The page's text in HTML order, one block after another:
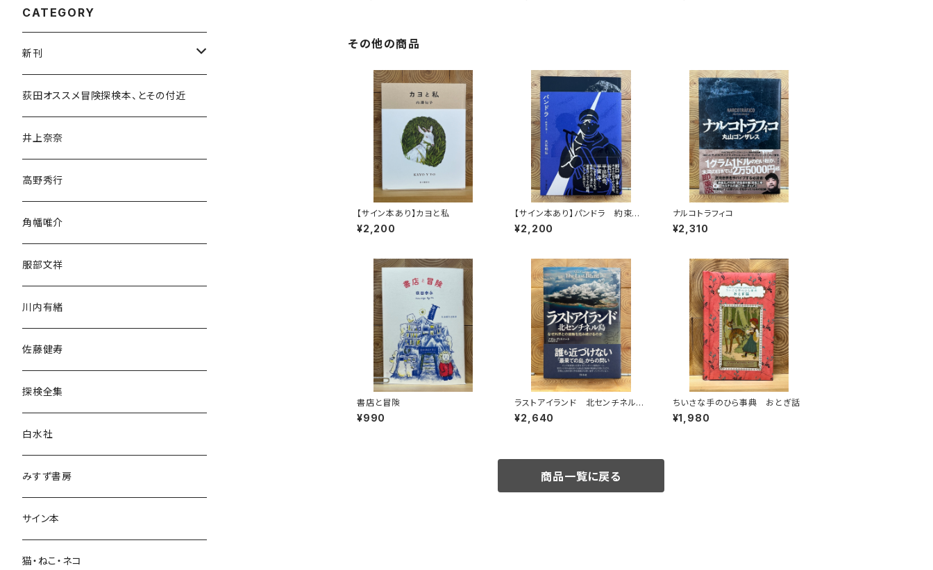
その他の商品
【サイン本あり】カヨと私
¥2,200
【サイン本あり】パンドラ 約束の
頂
¥2,200
ナルコトラフィコ
¥2,310
書店と冒険
¥990
ラストアイランド 北センチネル
島 なぜ外界との接触を拒み続け
るのか
¥2,640
ちいさな手のひら事典 おとぎ話
¥1,980
商品一覧に戻る
CATEGORY
新刊
和書
文学・小説・物語
随筆・ノンフィクション・その他
民族・風習
言語・ことば
荻田オススメ冒険探検本、とその付近
井上奈奈
高野秀行
角幡唯介
服部文祥
川内有緒
佐藤健寿
探検全集
白水社
みすず書房
サイン本
猫・ねこ・ネコ